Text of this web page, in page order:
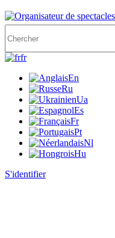
fr
En
Ru
Ua
Es
Fr
Pt
Nl
Hu
S'identifier